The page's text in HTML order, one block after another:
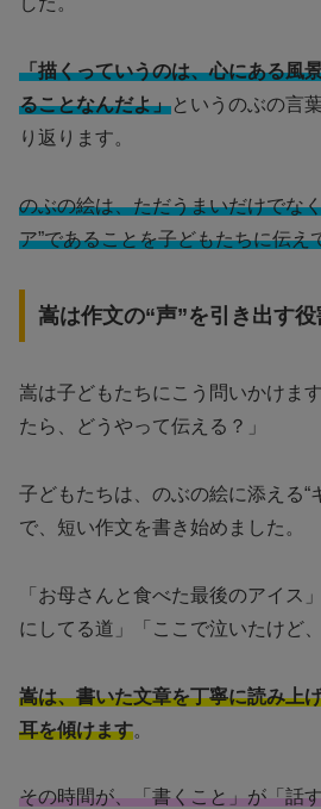
「描くっていうのは、心にある風
ることなんだよ」というのぶの言
り返ります。
のぶの絵は、ただうまいだけでな
ア”であることを子どもたちに伝え
嵩は作文の“声”を引き出す役
嵩は子どもたちにこう問いかけま
たら、どうやって伝える？」
子どもたちは、のぶの絵に添える“
で、短い作文を書き始めました。
「お母さんと食べた最後のアイス
にしてる道」「ここで泣いたけど
嵩は、書いた文章を丁寧に読み上
耳を傾けます。
その時間が、「書くこと」が「話